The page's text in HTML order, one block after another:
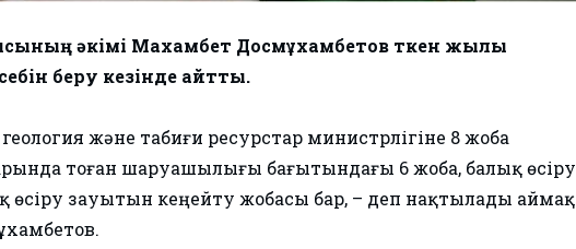
әкімі Махамбет Досмұхамбетов өткен жылы
беру кезінде айтты.
геология және табиғи ресурстар министрлігіне 8 жоба
тоған шаруашылығы бағытындағы 6 жоба, балық өсіру
зауытын кеңейту жобасы бар, – деп нақтылады аймақ